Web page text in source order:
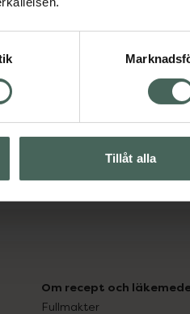
Tillåt alla
Om recept och
Fullmakter